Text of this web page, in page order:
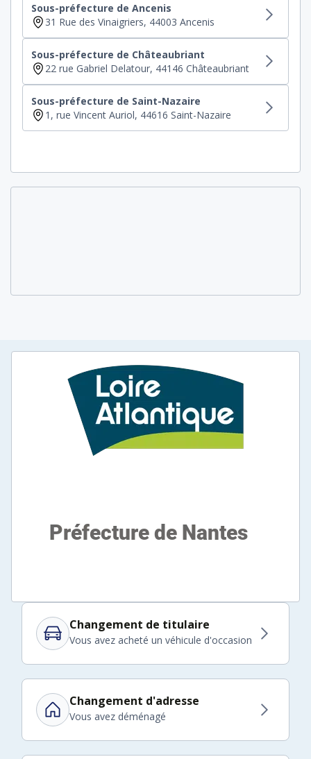
Sous-préfecture de Ancenis
31 Rue des Vinaigriers, 44003 Ancenis
Sous-préfecture de Châteaubriant
22 rue Gabriel Delatour, 44146 Châteaubriant
Sous-préfecture de Saint-Nazaire
1, rue Vincent Auriol, 44616 Saint-Nazaire
Changement de titulaire
Vous avez acheté un véhicule d'occasion
Changement d'adresse
Vous avez déménagé